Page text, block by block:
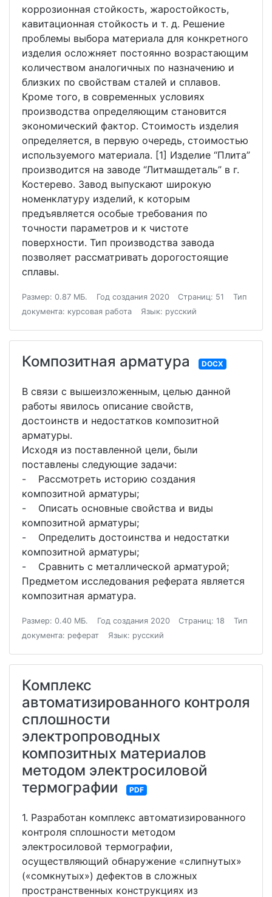
коррозионная стойкость, жаростойкость,
кавитационная стойкость и т. д. Решение
проблемы выбора материала для конкретного
изделия осложняет постоянно возрастающим
количеством аналогичных по назначению и
близких по свойствам сталей и сплавов.
Кроме того, в современных условиях
производства определяющим становится
экономический фактор. Стоимость изделия
определяется, в первую очередь, стоимостью
используемого материала. [1] Изделие “Плита”
производится на заводе “Литмашдеталь” в г.
Костерево. Завод выпускают широкую
номенклатуру изделий, к которым
предъявляется особые требования по
точности параметров и к чистоте
поверхности. Тип производства завода
позволяет рассматривать дорогостоящие
сплавы.
Размер: 0.87 МБ. Год создания 2020 Страниц: 51
Тип
документа: курсовая работа
Язык: русский
Композитная арматура DOCX
В связи с вышеизложенным, целью данной
работы явилось описание свойств,
достоинств и недостатков композитной
арматуры.
Исходя из поставленной цели, были
поставлены следующие задачи:
- Рассмотреть историю создания
композитной арматуры;
- Описать основные свойства и виды
композитной арматуры;
- Определить достоинства и недостатки
композитной арматуры;
- Сравнить с металлической арматурой;
Предметом исследования реферата является
композитная арматура.
Размер: 0.40 МБ. Год создания 2020 Страниц: 18
Тип
документа: реферат
Язык: русский
Комплекс
автоматизированного контроля
сплошности
электропроводных
композитных материалов
методом электросиловой
термографии
PDF
1. Разработан комплекс автоматизированного
контроля сплошности методом
электросиловой термографии,
осуществляющий обнаружение «слипнутых»
(«сомкнутых») дефектов в сложных
пространственных конструкциях из